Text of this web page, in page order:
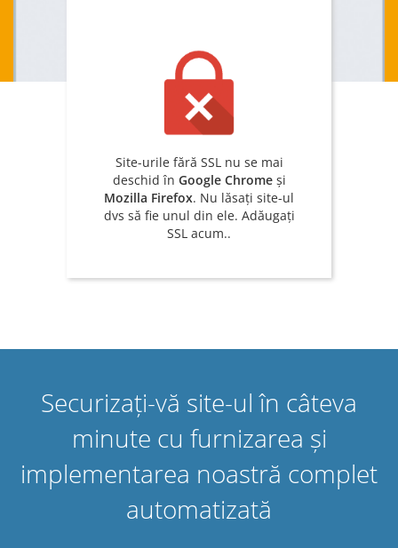
Site-urile fără SSL nu se mai
deschid în Google Chromeși
Mozilla Firefox. Nu lăsați site-ul
dvs să fie unul din ele. Adăugați
SSL acum..
Securizați-vă site-ul în câteva
minute cu furnizarea și
implementarea noastră complet
automatizată